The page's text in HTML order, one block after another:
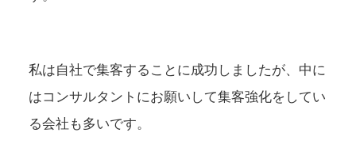
私は自社で集客することに成功しましたが、中に
はコンサルタントにお願いして集客強化をしてい
る会社も多いです。